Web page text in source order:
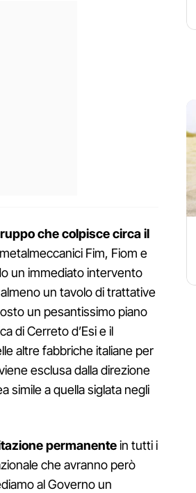
che colpisce circa il
Fim, Fiom e
un immediato intervento
un tavolo di trattative
un pesantissimo piano
di Cerreto d’Esi e il
altre fabbriche italiane per
esclusa dalla direzione
simile a quella siglata negli
permanentein tutti i
che avranno però
al Governo un